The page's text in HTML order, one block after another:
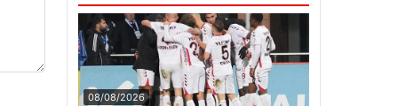
08/08/2026